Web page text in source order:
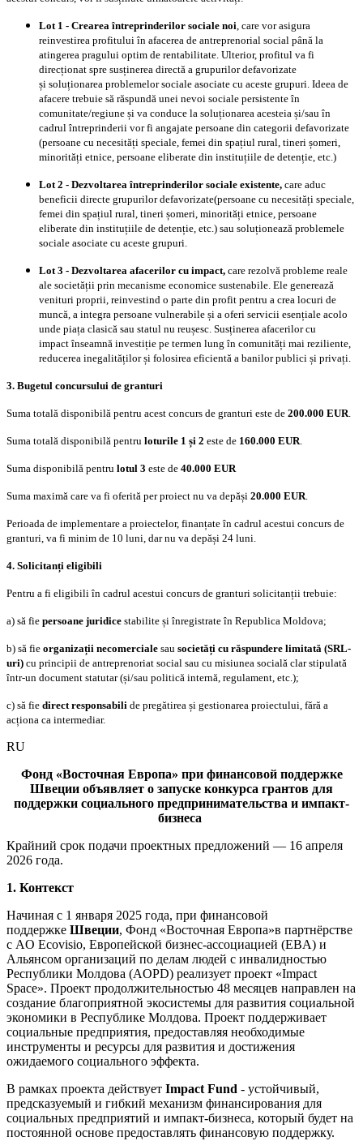
Lot 1 - Crearea întreprinderilor sociale noi , care vor asigura
reinvestirea profitului în afacerea de antreprenorial social până la
atingerea pragului optim de rentabilitate. Ulterior, profitul va fi
direcționat spre susținerea directă a grupurilor defavorizate
și soluționarea problemelor sociale asociate cu aceste grupuri. Ideea de
afacere trebuie să răspundă unei nevoi sociale persistente în
comunitate/regiune și va conduce la soluționarea acesteia și/sau în
cadrul întreprinderii vor fi angajate persoane din categorii defavorizate
(persoane cu necesități speciale, femei din spațiul rural, tineri șomeri,
minorități etnice, persoane eliberate din instituțiile de detenție, etc.)
Lot 2 - Dezvoltarea întreprinderilor sociale existente, care aduc
beneficii directe grupurilor defavorizate(persoane cu necesități speciale,
femei din spațiul rural, tineri șomeri, minorități etnice, persoane
eliberate din instituțiile de detenție, etc.) sau soluționează problemele
sociale asociate cu aceste grupuri.
Lot 3 - Dezvoltarea afacerilor cu impact, care rezolvă probleme reale
ale societății prin mecanisme economice sustenabile. Ele generează
venituri proprii, reinvestind o parte din profit pentru a crea locuri de
muncă, a integra persoane vulnerabile și a oferi servicii esențiale acolo
unde piața clasică sau statul nu reușesc. Susținerea afacerilor cu
impact înseamnă investiție pe termen lung în comunități mai reziliente,
reducerea inegalităților și folosirea eficientă a banilor publici și privați.
3. Bugetul concursului de granturi
Suma totală disponibilă pentru acest concurs de granturi este de 200.000 EUR
Suma totală disponibilă pentru loturile 1 și 2 este de 160.000 EUR
Suma disponibilă pentru lotul 3 este de 40.000 EUR
Suma maximă care va fi oferită per proiect nu va depăși 20.000 EUR
Perioada de implementare a proiectelor, finanțate în cadrul acestui concurs de
granturi, va fi minim de 10 luni, dar nu va depăși 24 luni.
4. Solicitanți eligibili
Pentru a fi eligibili în cadrul acestui concurs de granturi solicitanții trebuie:
a) să fie persoane juridice stabilite și înregistrate în Republica Moldova;
b) să fie organizații necomerciale sau societăți cu răspundere limitată (SRL-
uri) cu principii de antreprenoriat social sau cu misiunea socială clar stipulată
într-un document statutar (și/sau politică internă, regulament, etc.);
c) să fie direct responsabili de pregătirea și gestionarea proiectului, fără a
acționa ca intermediar.
RU
Фонд «Восточная Европа» при финансовой поддержке
Швеции объявляет о запуске конкурса грантов для
поддержки социального предпринимательства и импакт-
бизнеса
Крайний срок подачи проектных предложений — 16 апреля
2026 года.
1. Контекст
Начиная с 1 января 2025 года, при финансовой
поддержке Швеции, Фонд «Восточная Европа»в партнёрстве
с AO Ecovisio, Европейской бизнес-ассоциацией (EBA) и
Альянсом организаций по делам людей с инвалидностью
Республики Молдова (AOPD) реализует проект «Impact
Space». Проект продолжительностью 48 месяцев направлен на
создание благоприятной экосистемы для развития социальной
экономики в Республике Молдова. Проект поддерживает
социальные предприятия, предоставляя необходимые
инструменты и ресурсы для развития и достижения
ожидаемого социального эффекта.
В рамках проекта действует Impact Fund - устойчивый,
предсказуемый и гибкий механизм финансирования для
социальных предприятий и импакт-бизнеса, который будет на
постоянной основе предоставлять финансовую поддержку.